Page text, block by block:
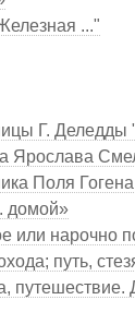
..."
Г. Деледды
Ярослава
Поля
домой»
или нарочно
путь,